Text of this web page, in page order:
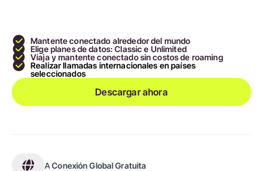
Mantente conectado alrededor del mundo
Elige planes de datos: Classic e Unlimited
Viaja y mantente conectado sin costos de roaming
Realizar llamadas internacionales en países
seleccionados
Descargar ahora
AConexión Global Gratuita